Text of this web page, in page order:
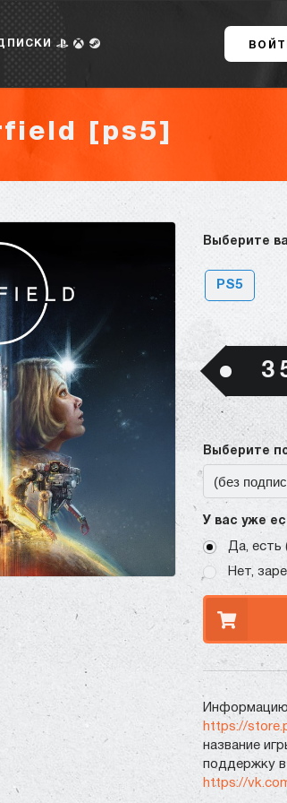
[ps5]
Выберите
PS5
3
Выберите
У вас уже
Да, есть
Нет,
Информацию
https://
название
поддержку
https://